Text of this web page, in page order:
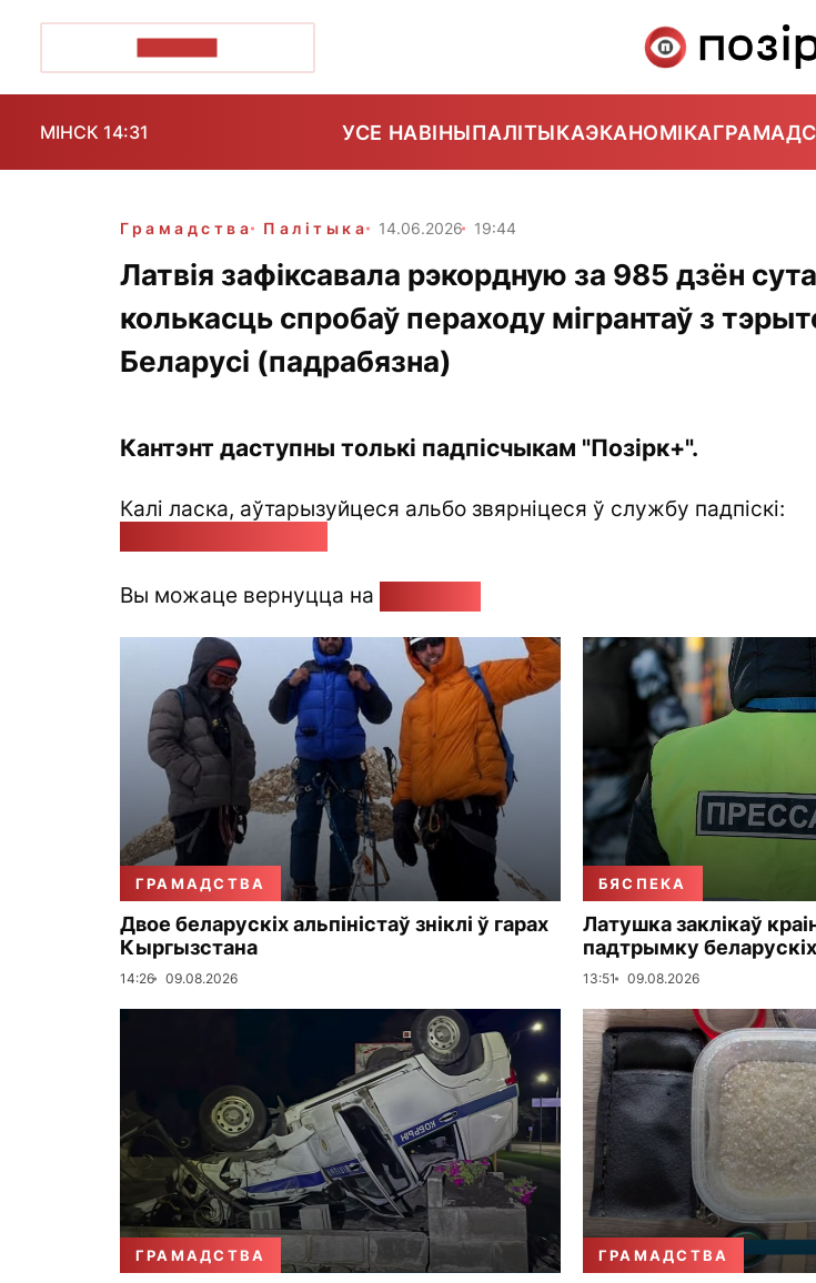
МІНСК 14:31 УСЕ НАВІНЫПАЛІТЫКАЭКАНОМІКА
Грамадства Палітыка 14.06.2026 19:44
Латвія зафіксавала рэкордную за 985 дзён
колькасць спробаў пераходу мігрантаў з
Беларусі (падрабязна)
Кантэнт даступны толькі падпісчыкам "Позірк+".
Калі ласка, аўтарызуйцеся альбо звярніцеся ў службу падпіскі:
Вы можаце вернуцца на
ГРАМАДСТВА
Двое беларускіх альпіністаў зніклі ў гарах
Кыргызстана
14:26 09.08.2026
БЯСПЕКА
Латушка заклікаў
падтрымку
13:51 09.08.2026
ГРАМАДСТВА ГРАМАДСТВА